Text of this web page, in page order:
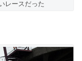
レースだった